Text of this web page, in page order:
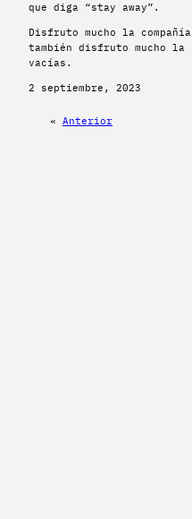
que diga “stay away”.
Disfruto mucho la
también disfruto mucho la
vacías.
2 septiembre, 2023
« Anterior